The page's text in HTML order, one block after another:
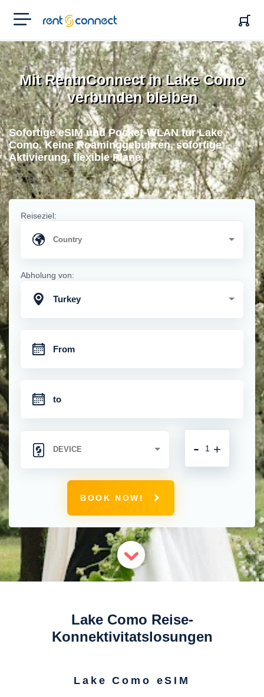
RENT'N
CONNECT
Mit RentnConnect in Lake Como
verbunden bleiben
Sofortige eSIM und Pocket-WLAN fur Lake
Como. Keine Roaminggebuhren, sofortige
Aktivierung, flexible Plane.
Reiseziel:
Abholung von:
Turkey
+
-
BOOK NOW!
Lake Como Reise-
Konnektivitatslosungen
Lake Como eSIM